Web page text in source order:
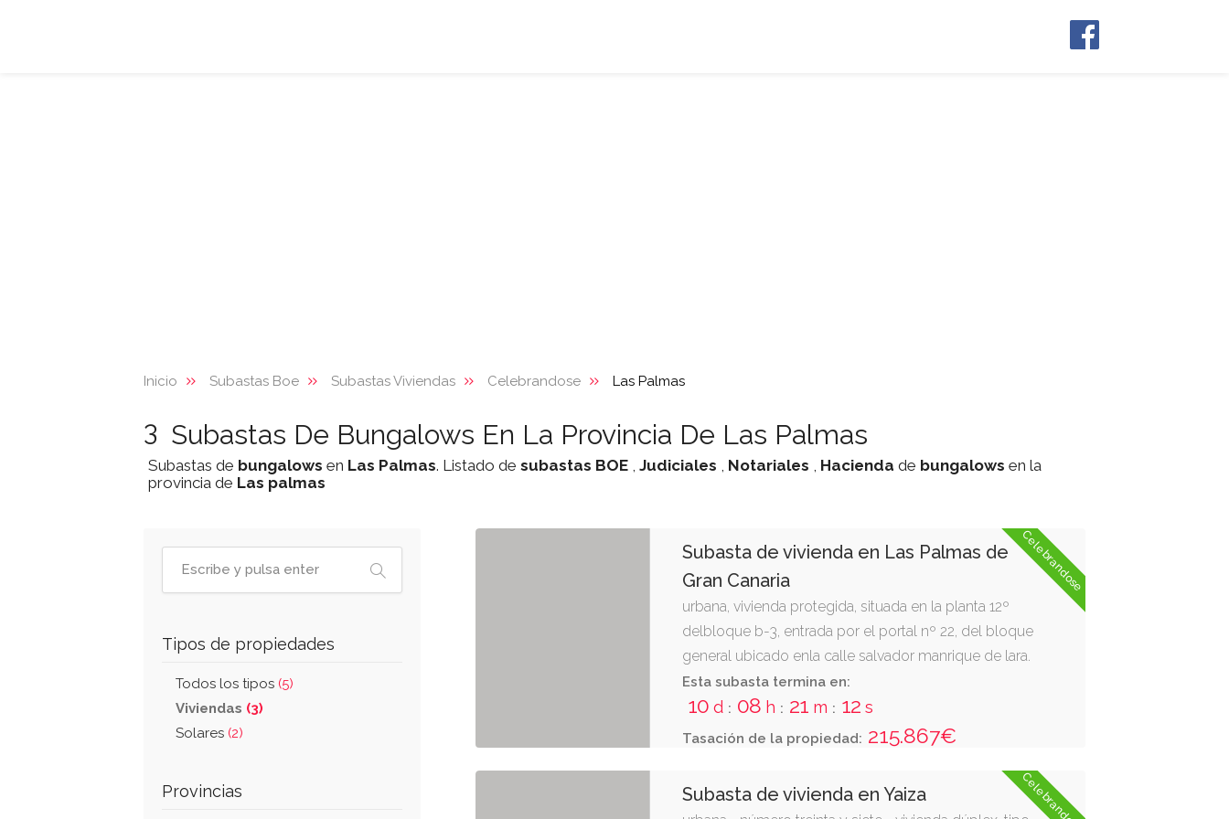
Inicio Subastas Boe Subastas Viviendas Celebrandose Las Palmas
3 Subastas De Bungalows En La Provincia De Las Palmas
Subastas de bungalows en Las Palmas. Listado de subastas BOE , Judiciales , Notariales , Hacienda de bungalows en la
provincia de Las palmas
Tipos de propiedades
Todos los tipos (5)
Viviendas (3)
Solares (2)
Provincias
Celebrandose
Subasta de vivienda en Las Palmas de
Gran Canaria
urbana, vivienda protegida, situada en la planta 12º
delbloque b-3, entrada por el portal nº 22, del bloque
general ubicado enla calle salvador manrique de lara.
finca de 63 metros cuadrados, compuesta de tres
dormitorios, aseo,cocina y solana.
Esta subasta termina en:
10 d : 08 h : 21 m : 12 s
Tasación de la propiedad: 215.867€
Celebrandose
Subasta de vivienda en Yaiza